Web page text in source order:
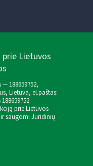
Lietuvos
188659752,
Lietuva, el.paštas:
prie Lietuvos
saugomi Juridinių